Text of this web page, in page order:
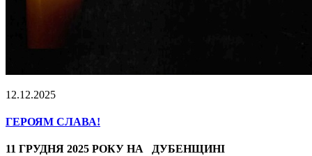
12.12.2025
ГЕРОЯМ СЛАВА!
11 ГРУДНЯ 2025 РОКУ НА ДУБЕНЩИНІ